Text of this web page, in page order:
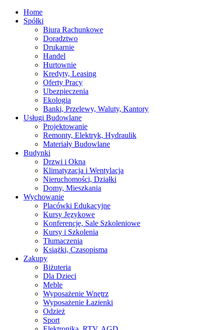
Home
Spółki
Biura Rachunkowe
Doradztwo
Drukarnie
Handel
Hurtownie
Kredyty, Leasing
Oferty Pracy
Ubezpieczenia
Ekologia
Banki, Przelewy, Waluty, Kantory
Usługi Budowlane
Projektowanie
Remonty, Elektryk, Hydraulik
Materiały Budowlane
Budynki
Drzwi i Okna
Klimatyzacja i Wentylacja
Nieruchomości, Działki
Domy, Mieszkania
Wychowanie
Placówki Edukacyjne
Kursy Językowe
Konferencje, Sale Szkoleniowe
Kursy i Szkolenia
Tłumaczenia
Książki, Czasopisma
Zakupy
Biżuteria
Dla Dzieci
Meble
Wyposażenie Wnętrz
Wyposażenie Łazienki
Odzież
Sport